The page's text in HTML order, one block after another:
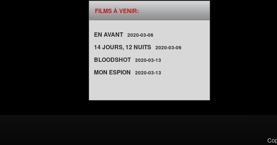
FILMS À VENIR:
EN AVANT 2020-03-06
14 JOURS, 12 NUITS 2020-03-06
BLOODSHOT 2020-03-13
MON ESPION 2020-03-13